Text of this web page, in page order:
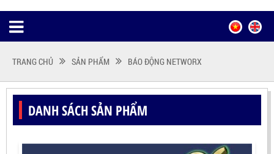
TRANG CHỦ SẢN PHẨM BÁO ĐỘNG NETWORX
DANH SÁCH SẢN PHẨM